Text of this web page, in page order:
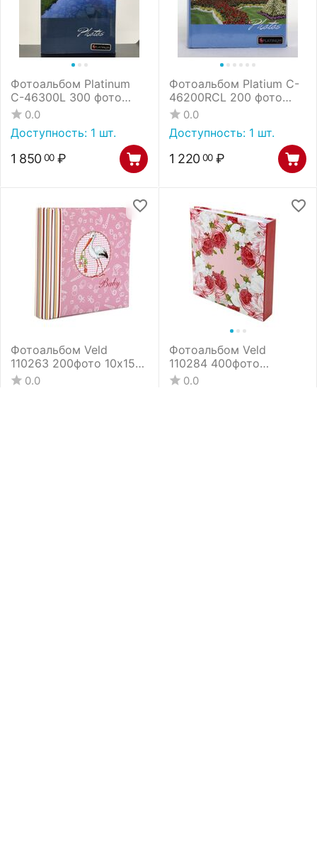
Фотоальбом Platinum
С-46300L 300 фото
(бумажные стр. с
МЕМО) ландшафт - 3
(31709) /12
0.0
Доступность: 1 шт.
1 850 00 ₽
Фотоальбом Platium C-
46200RCL 200 фото
книжный переплёт
21708 *
0.0
Доступность: 1 шт.
1 220 00 ₽
Фотоальбом Veld
110263 200фото 10х15
бумажные карм, с мемо
книжн, переп, Baby
0.0
Фотоальбом Veld
110284 400фото
10х15см ПП карм,пер-т
3 кольца
0.0